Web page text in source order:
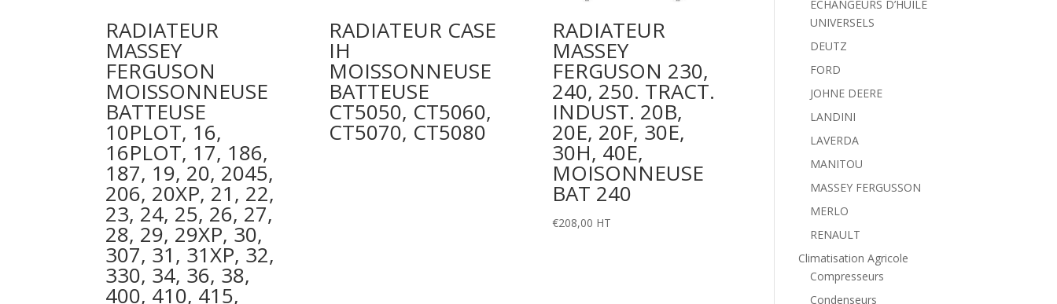
RADIATEUR
MASSEY
FERGUSON
MOISSONNEUSE
BATTEUSE
10PLOT, 16,
16PLOT, 17, 186,
187, 19, 20, 2045,
206, 20XP, 21, 22,
23, 24, 25, 26, 27,
28, 29, 29XP, 30,
307, 31, 31XP, 32,
330, 34, 36, 38,
400, 410, 415,
RADIATEUR CASE
IH
MOISSONNEUSE
BATTEUSE
CT5050, CT5060,
CT5070, CT5080
RADIATEUR
MASSEY
FERGUSON 230,
240, 250. TRACT.
INDUST. 20B,
20E, 20F, 30E,
30H, 40E,
MOISONNEUSE
BAT 240
€208,00 HT
ÉCHANGEURS D’HUILE
UNIVERSELS
DEUTZ
FORD
JOHNE DEERE
LANDINI
LAVERDA
MANITOU
MASSEY FERGUSSON
MERLO
RENAULT
Climatisation Agricole
Compresseurs
Condenseurs